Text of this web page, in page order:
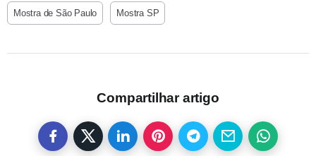
Mostra de São Paulo Mostra SP
Compartilhar artigo